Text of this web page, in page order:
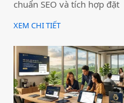
chuẩn SEO và tích hợp đặt
sở của bạn tiếp cận khách
Google.
XEM CHI TIẾT